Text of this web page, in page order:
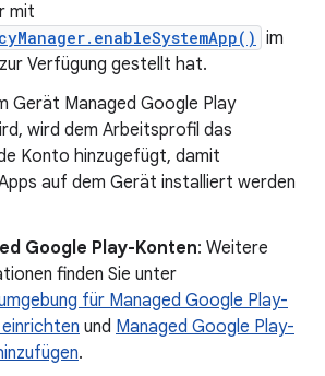
mit
im
Verfügung gestellt hat.
Gerät Managed Google Play
wird dem Arbeitsprofil das
Konto hinzugefügt, damit
auf dem Gerät installiert werden
Google Play-Konten: Weitere
finden Sie unter
für Managed Google Play-
und Managed Google Play-
.